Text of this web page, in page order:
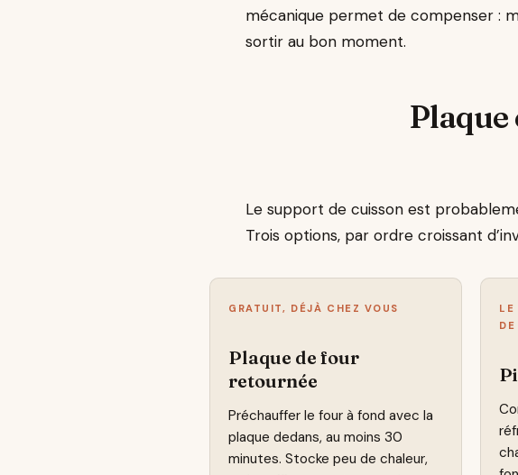
mécanique permet de compenser :
sortir au bon moment.
Plaque
Le support de cuisson est
Trois options, par ordre croissant
GRATUIT, DÉJÀ CHEZ VOUS
Plaque de four
retournée
Préchauffer le four à fond avec la
plaque dedans, au moins 30
minutes. Stocke peu de chaleur,
LE
DE